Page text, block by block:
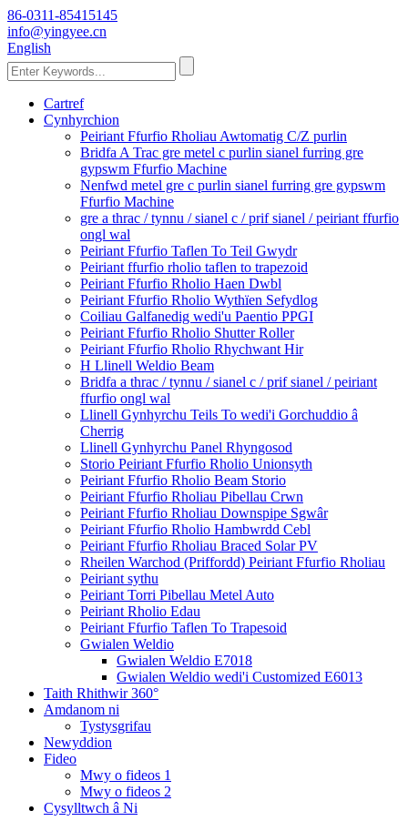
86-0311-85415145
info@yingyee.cn
English
Cartref
Cynhyrchion
Peiriant Ffurfio Rholiau Awtomatig C/Z purlin
Bridfa A Trac gre metel c purlin sianel furring gre
gypswm Ffurfio Machine
Nenfwd metel gre c purlin sianel furring gre gypswm
Ffurfio Machine
gre a thrac / tynnu / sianel c / prif sianel / peiriant ffurfio
ongl wal
Peiriant Ffurfio Taflen To Teil Gwydr
Peiriant ffurfio rholio taflen to trapezoid
Peiriant Ffurfio Rholio Haen Dwbl
Peiriant Ffurfio Rholio Wythïen Sefydlog
Coiliau Galfanedig wedi'u Paentio PPGI
Peiriant Ffurfio Rholio Shutter Roller
Peiriant Ffurfio Rholio Rhychwant Hir
H Llinell Weldio Beam
Bridfa a thrac / tynnu / sianel c / prif sianel / peiriant
ffurfio ongl wal
Llinell Gynhyrchu Teils To wedi'i Gorchuddio â
Cherrig
Llinell Gynhyrchu Panel Rhyngosod
Storio Peiriant Ffurfio Rholio Unionsyth
Peiriant Ffurfio Rholio Beam Storio
Peiriant Ffurfio Rholiau Pibellau Crwn
Peiriant Ffurfio Rholiau Downspipe Sgwâr
Peiriant Ffurfio Rholio Hambwrdd Cebl
Peiriant Ffurfio Rholiau Braced Solar PV
Rheilen Warchod (Priffordd) Peiriant Ffurfio Rholiau
Peiriant sythu
Peiriant Torri Pibellau Metel Auto
Peiriant Rholio Edau
Peiriant Ffurfio Taflen To Trapesoid
Gwialen Weldio
Gwialen Weldio E7018
Gwialen Weldio wedi'i Customized E6013
Taith Rhithwir 360°
Amdanom ni
Tystysgrifau
Newyddion
Fideo
Mwy o fideos 1
Mwy o fideos 2
Cysylltwch â Ni